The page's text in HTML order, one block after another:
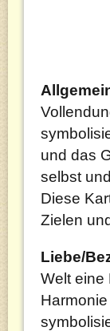
und das
selbst
Diese
Zielen
Liebe/
Welt eine